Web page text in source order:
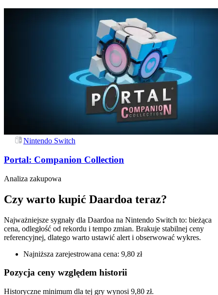
Nintendo Switch
Portal: Companion Collection
Analiza zakupowa
Czy warto kupić Daardoa teraz?
Najważniejsze sygnały dla Daardoa na Nintendo Switch to: bieżąca
cena, odległość od rekordu i tempo zmian. Brakuje stabilnej ceny
referencyjnej, dlatego warto ustawić alert i obserwować wykres.
Najniższa zarejestrowana cena: 9,80 zł
Pozycja ceny względem historii
Historyczne minimum dla tej gry wynosi 9,80 zł.